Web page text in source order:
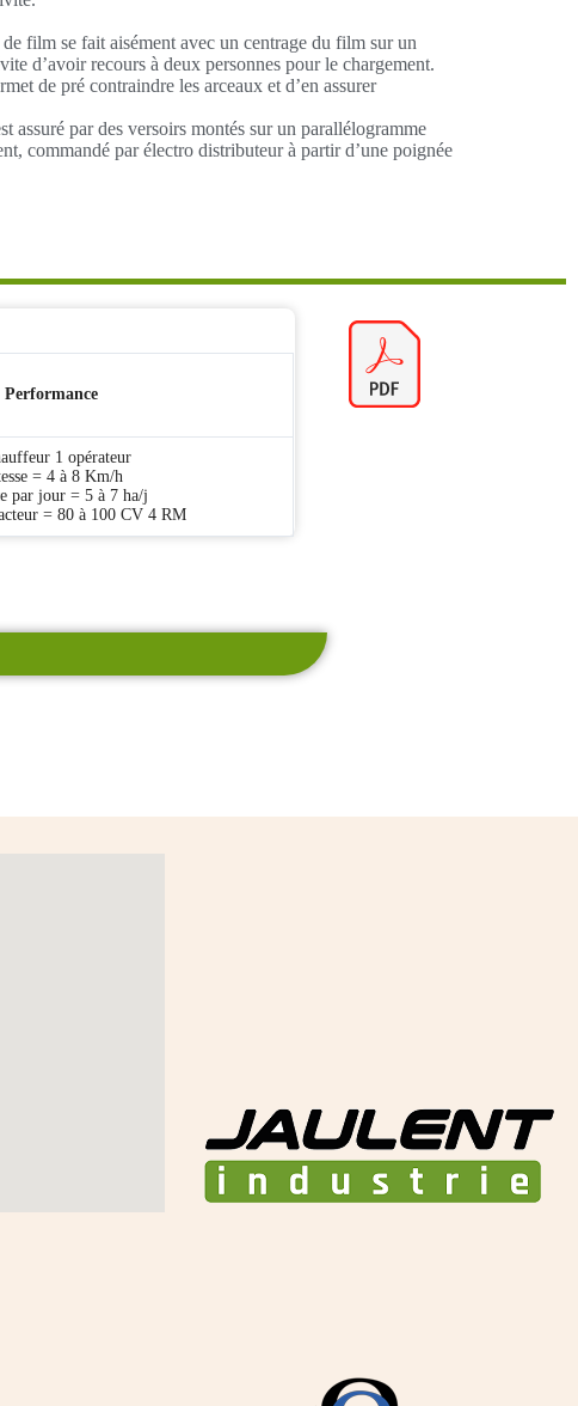
film se fait aisément avec un centrage du film sur un
d’avoir recours à deux personnes pour le chargement.
de pré contraindre les arceaux et d’en assurer
assuré par des versoirs montés sur un parallélogramme
commandé par électro distributeur à partir d’une poignée
Performance
1 opérateur
= 4 à 8 Km/h
par jour = 5 à 7 ha/j
= 80 à 100 CV 4 RM